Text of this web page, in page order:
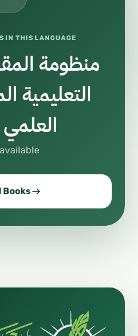
IN THIS LANGUAGE
منظومة
التعليمية
Books